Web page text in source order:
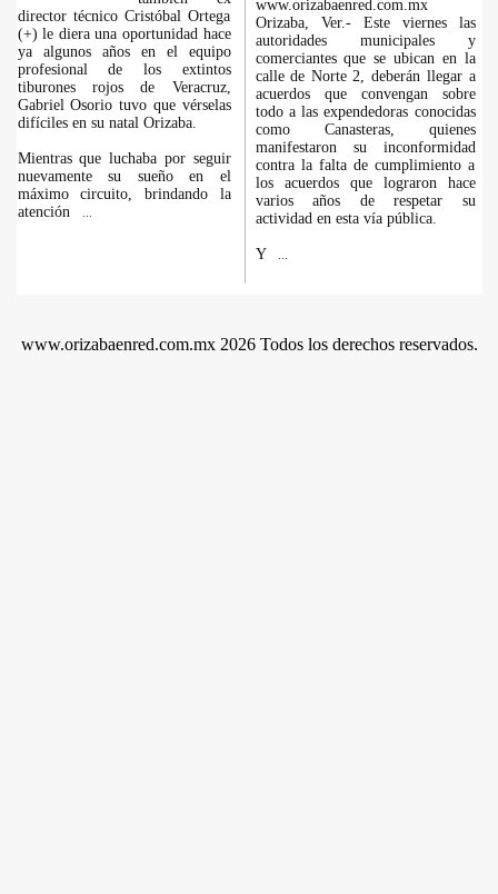
director técnico Cristóbal Ortega
(+) le diera una oportunidad hace
ya algunos años en el equipo
profesional de los extintos
tiburones rojos de Veracruz,
Gabriel Osorio tuvo que vérselas
difíciles en su natal Orizaba.
Mientras que luchaba por seguir
nuevamente su sueño en el
máximo circuito, brindando la
atención
www.orizabaenred.com.mx
Orizaba, Ver.- Este viernes las
autoridades municipales y
comerciantes que se ubican en la
calle de Norte 2, deberán llegar a
acuerdos que convengan sobre
todo a las expendedoras conocidas
como Canasteras, quienes
manifestaron su inconformidad
contra la falta de cumplimiento a
los acuerdos que lograron hace
varios años de respetar su
actividad en esta vía pública.
Y
www.orizabaenred.com.mx 2026 Todos los derechos reservados.